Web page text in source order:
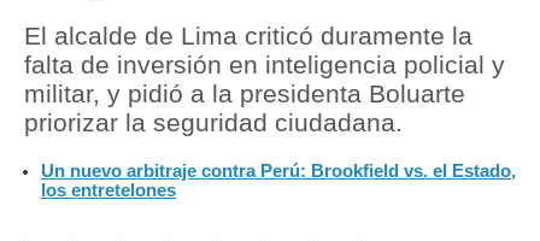
Política
Tu Dinero
Finanzas Personales
Inmobiliarias
El alcalde de Lima criticó duramente la
falta de inversión en inteligencia policial y
militar, y pidió a la presidenta Boluarte
priorizar la seguridad ciudadana.
Un nuevo arbitraje contra Perú: Brookfield vs. el Estado,
los entretelones